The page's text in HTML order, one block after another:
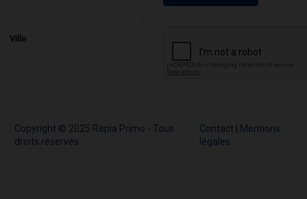
Ville
Copyright © 2025 Repia Primo - Tous
droits réservés
Contact
Mentions
légales